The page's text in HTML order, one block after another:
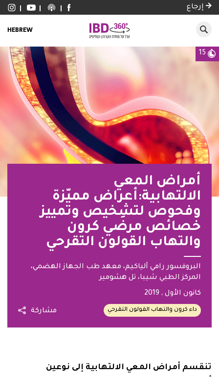
إرجاع
HEBREW
أمراض المعي
الالتهابية:أعراض مميّزة
وفحوص لتشخيص وتمييز
خصائص مرضَي كرون
والتهاب القولون التقرحي
البروفسور رامي ألياكيم، معهد طب الجهاز الهضمي،
المركز الطبي شيبا، تل هشومير
كانون الأول, 2019
داء كرون والتهاب القولون التقرحي مشاركة
15
تنقسم أمراض المعي الالتهابية إلى نوعين